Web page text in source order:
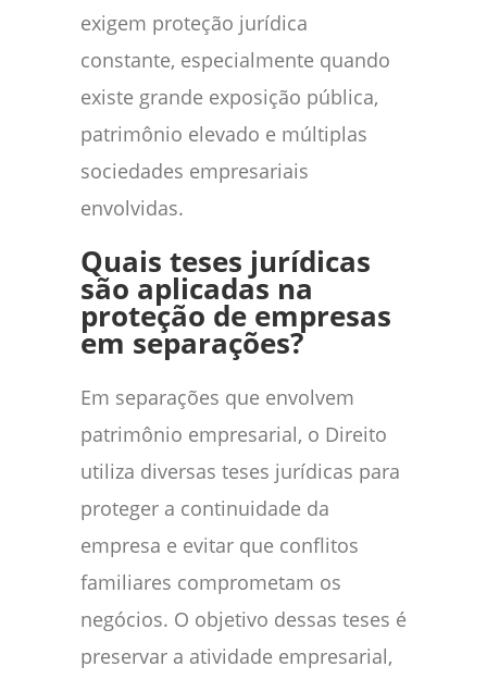
exigem proteção jurídica
constante, especialmente quando
existe grande exposição pública,
patrimônio elevado e múltiplas
sociedades empresariais
envolvidas.
Quais teses jurídicas
são aplicadas na
proteção de empresas
em separações?
Em separações que envolvem
patrimônio empresarial, o Direito
utiliza diversas teses jurídicas para
proteger a continuidade da
empresa e evitar que conflitos
familiares comprometam os
negócios. O objetivo dessas teses é
preservar a atividade empresarial,